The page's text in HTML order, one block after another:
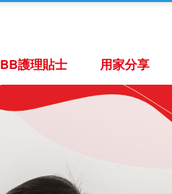
BB護理貼士 用家分享